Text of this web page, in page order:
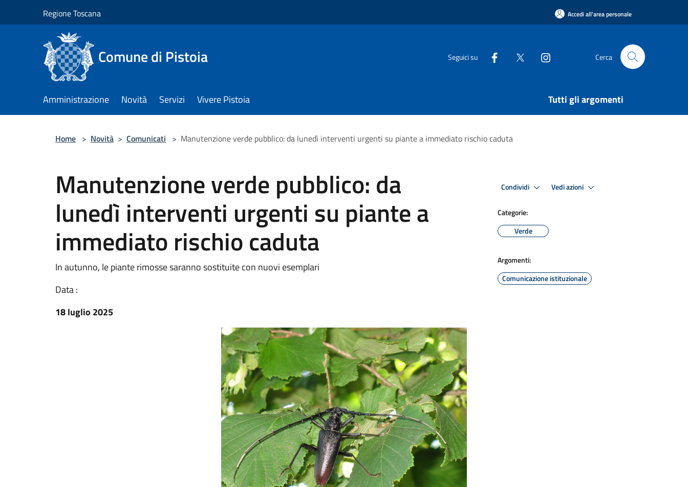
Regione Toscana Accedi all'area personale
Comune di Pistoia Seguici su Cerca
Amministrazione Novità Servizi Vivere Pistoia Tutti gli argomenti
Home > Novità > Comunicati > Manutenzione verde pubblico: da lunedì interventi urgenti su piante a immediato rischio caduta
Manutenzione verde pubblico: da
lunedì interventi urgenti su piante a
immediato rischio caduta
In autunno, le piante rimosse saranno sostituite con nuovi esemplari
Data :
18 luglio 2025
Condividi Vedi azioni
Categorie:
Verde
Argomenti:
Comunicazione istituzionale